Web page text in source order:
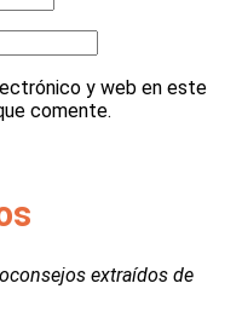
y web en este
comente.
extraídos de